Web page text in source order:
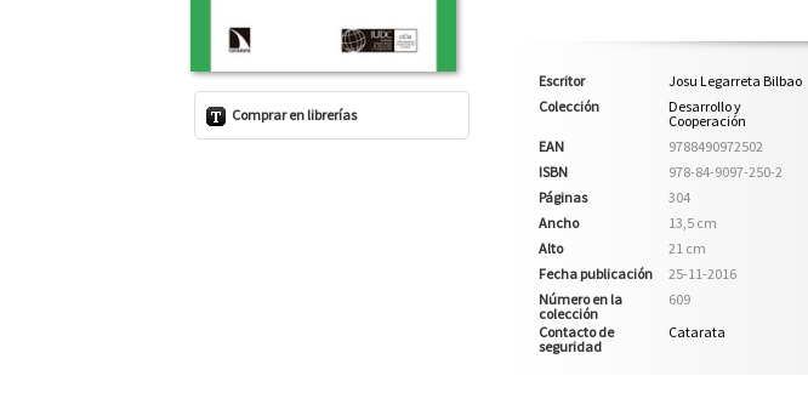
Comprar en librerías
Escritor
Josu Legarreta Bilbao
Colección
Desarrollo y
Cooperación
EAN
9788490972502
ISBN
978-84-9097-250-2
Páginas
304
Ancho
13,5 cm
Alto
21 cm
Fecha publicación
25-11-2016
Número en la
colección
609
Contacto de
seguridad
Catarata